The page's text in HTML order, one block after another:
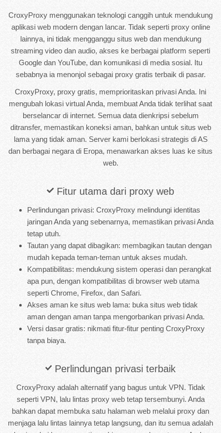
CroxyProxy menggunakan teknologi canggih untuk mendukung
aplikasi web modern dengan lancar. Tidak seperti proxy online
lainnya, ini tidak mengganggu situs web dan mendukung
streaming video dan audio, akses ke berbagai platform seperti
Google dan YouTube, dan komunikasi di media sosial. Itu
sebabnya ia menonjol sebagai proxy gratis terbaik di pasar.
CroxyProxy, proxy gratis, memprioritaskan privasi Anda. Ini
mengubah lokasi virtual Anda, membuat Anda tidak terlihat saat
berselancar di internet. Semua data dienkripsi sebelum
ditransfer, memastikan koneksi aman, bahkan untuk situs web
lama yang tidak aman. Server kami berlokasi strategis di AS
dan berbagai negara di Eropa, menawarkan akses luas ke situs
web.
Fitur utama dari proxy web
Perlindungan privasi: CroxyProxy melindungi identitas
jaringan Anda yang sebenarnya, memastikan privasi Anda
tetap utuh.
Tautan yang dapat dibagikan: membagikan tautan dengan
mudah kepada teman-teman untuk akses mudah.
Kompatibilitas: mendukung sistem operasi dan perangkat
apa pun, dengan kompatibilitas di browser web utama
seperti Chrome, Firefox, dan Safari.
Akses aman ke situs web lama: buka situs web tidak
aman dengan aman tanpa mengorbankan privasi Anda.
Versi dasar gratis: nikmati fitur-fitur penting CroxyProxy
tanpa biaya.
Perlindungan privasi terbaik
CroxyProxy adalah alternatif yang bagus untuk VPN. Tidak
seperti VPN, lalu lintas proxy web tetap tersembunyi. Anda
bahkan dapat membuka satu halaman web melalui proxy dan
menjaga lalu lintas lainnya tetap langsung, dan itu semua adalah